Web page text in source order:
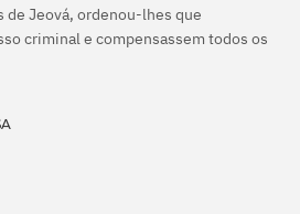
de Jeová, ordenou-lhes que
criminal e compensassem todos os